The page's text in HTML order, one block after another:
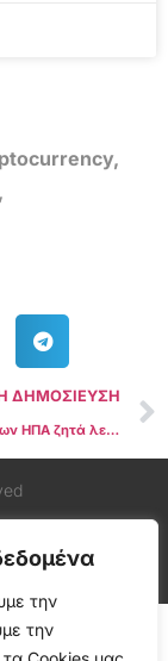
την
την
,
,
ΔΗΜΟΣΙΕΥΣΗ
Το Κογκρέσο των ΗΠΑ ζητά λεπτομερή μελέτη για το σχέδιο δημιουργίας αποθεματικού Bitcoin